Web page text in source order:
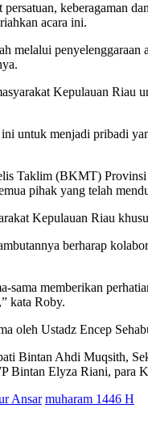
keberagaman
acara ini.
melalui
Kepulauan Riau
untuk menjadi pribadi
Taklim (BKMT)
pihak yang telah
Kepulauan Riau
berharap
sama memberikan
kata Roby.
oleh Ustadz Encep
Bintan Ahdi Muqsith,
Bintan Elyza Riani,
Ansar muharam 1446 H